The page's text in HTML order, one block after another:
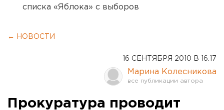
списка «Яблока» с выборов
← НОВОСТИ
16 СЕНТЯБРЯ 2010 В 16:17
Марина Колесникова
Прокуратура проводит